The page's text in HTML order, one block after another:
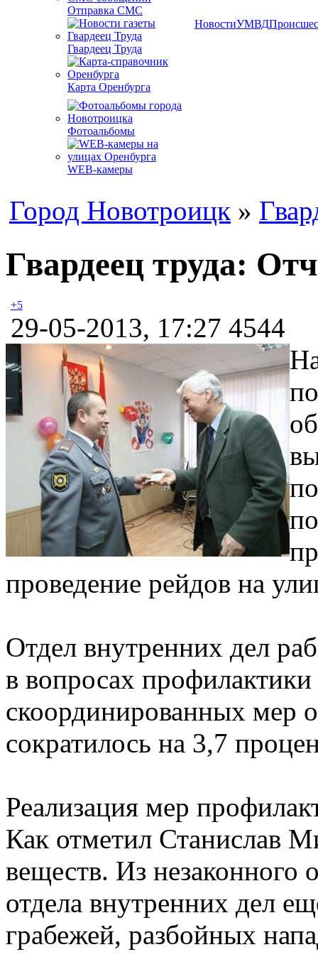
Отправка СМС
Гвардеец Труда
Карта Оренбурга
Фотоальбомы
WEB-камеры
НовостиУМВД
Город Новотроицк »
Гвардеец труда:
+5
29-05-2013, 17:27 4544
проведение рейдов на
Отдел внутренних дел
в вопросах
скоординированных мер
сократилось на 3,7
Реализация мер
Как отметил Станислав
веществ. Из незаконного
отдела внутренних дел
грабежей, разбойных